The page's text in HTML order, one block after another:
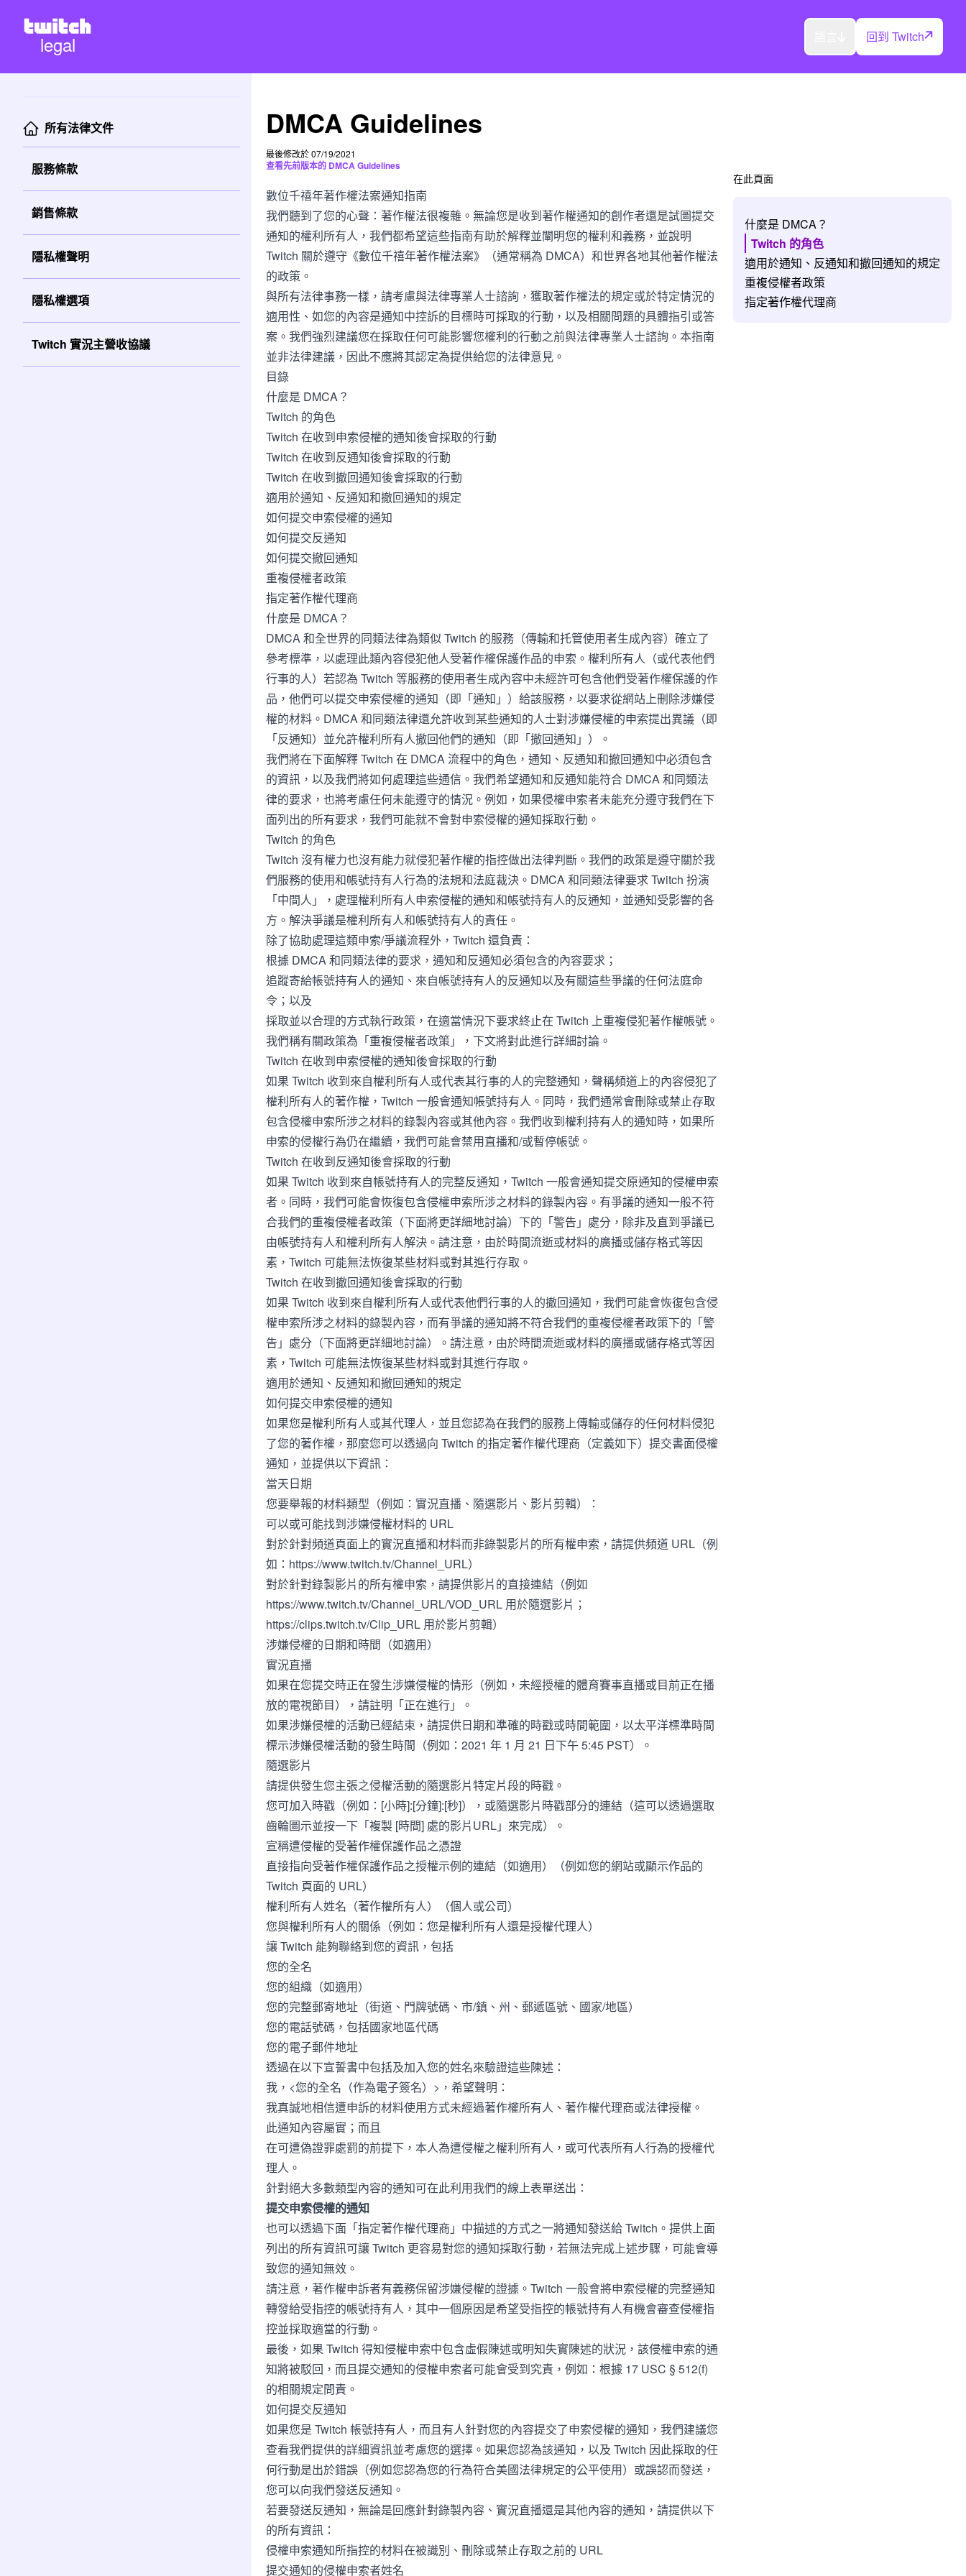
legal 回到 Twitch
所有法律文件
服務條款
銷售條款
隱私權聲明
隱私權選項
Twitch 實況主營收協議
DMCA Guidelines
最後修改於 07/19/2021
查看先前版本的 DMCA Guidelines
數位千禧年著作權法案通知指南
我們聽到了您的心聲：著作權法很複雜。無論您是收到著作權通知的創作者還是試圖提交
通知的權利所有人，我們都希望這些指南有助於解釋並闡明您的權利和義務，並說明
Twitch 關於遵守《數位千禧年著作權法案》（通常稱為 DMCA）和世界各地其他著作權法
的政策。
與所有法律事務一樣，請考慮與法律專業人士諮詢，獲取著作權法的規定或於特定情況的
適用性、如您的內容是通知中控訴的目標時可採取的行動，以及相關問題的具體指引或答
案。我們強烈建議您在採取任何可能影響您權利的行動之前與法律專業人士諮詢。本指南
並非法律建議，因此不應將其認定為提供給您的法律意見。
目錄
什麼是 DMCA？
Twitch 的角色
Twitch 在收到申索侵權的通知後會採取的行動
Twitch 在收到反通知後會採取的行動
Twitch 在收到撤回通知後會採取的行動
適用於通知、反通知和撤回通知的規定
如何提交申索侵權的通知
如何提交反通知
如何提交撤回通知
重複侵權者政策
指定著作權代理商
什麼是 DMCA？
DMCA 和全世界的同類法律為類似 Twitch 的服務（傳輸和托管使用者生成內容）確立了
參考標準，以處理此類內容侵犯他人受著作權保護作品的申索。權利所有人（或代表他們
行事的人）若認為 Twitch 等服務的使用者生成內容中未經許可包含他們受著作權保護的作
品，他們可以提交申索侵權的通知（即「通知」）給該服務，以要求從網站上刪除涉嫌侵
權的材料。DMCA 和同類法律還允許收到某些通知的人士對涉嫌侵權的申索提出異議（即
「反通知）並允許權利所有人撤回他們的通知（即「撤回通知」）。
我們將在下面解釋 Twitch 在 DMCA 流程中的角色，通知、反通知和撤回通知中必須包含
的資訊，以及我們將如何處理這些通信。我們希望通知和反通知能符合 DMCA 和同類法
律的要求，也將考慮任何未能遵守的情況。例如，如果侵權申索者未能充分遵守我們在下
面列出的所有要求，我們可能就不會對申索侵權的通知採取行動。
Twitch 的角色
Twitch 沒有權力也沒有能力就侵犯著作權的指控做出法律判斷。我們的政策是遵守關於我
們服務的使用和帳號持有人行為的法規和法庭裁決。DMCA 和同類法律要求 Twitch 扮演
「中間人」，處理權利所有人申索侵權的通知和帳號持有人的反通知，並通知受影響的各
方。解決爭議是權利所有人和帳號持有人的責任。
除了協助處理這類申索/爭議流程外，Twitch 還負責：
根據 DMCA 和同類法律的要求，通知和反通知必須包含的內容要求；
追蹤寄給帳號持有人的通知、來自帳號持有人的反通知以及有關這些爭議的任何法庭命
令；以及
採取並以合理的方式執行政策，在適當情況下要求終止在 Twitch 上重複侵犯著作權帳號。
我們稱有關政策為「重複侵權者政策」，下文將對此進行詳細討論。
Twitch 在收到申索侵權的通知後會採取的行動
如果 Twitch 收到來自權利所有人或代表其行事的人的完整通知，聲稱頻道上的內容侵犯了
權利所有人的著作權，Twitch 一般會通知帳號持有人。同時，我們通常會刪除或禁止存取
包含侵權申索所涉之材料的錄製內容或其他內容。我們收到權利持有人的通知時，如果所
申索的侵權行為仍在繼續，我們可能會禁用直播和/或暫停帳號。
Twitch 在收到反通知後會採取的行動
如果 Twitch 收到來自帳號持有人的完整反通知，Twitch 一般會通知提交原通知的侵權申索
者。同時，我們可能會恢復包含侵權申索所涉之材料的錄製內容。有爭議的通知一般不符
合我們的重複侵權者政策（下面將更詳細地討論）下的「警告」處分，除非及直到爭議已
由帳號持有人和權利所有人解決。請注意，由於時間流逝或材料的廣播或儲存格式等因
素，Twitch 可能無法恢復某些材料或對其進行存取。
Twitch 在收到撤回通知後會採取的行動
如果 Twitch 收到來自權利所有人或代表他們行事的人的撤回通知，我們可能會恢復包含侵
權申索所涉之材料的錄製內容，而有爭議的通知將不符合我們的重複侵權者政策下的「警
告」處分（下面將更詳細地討論）。請注意，由於時間流逝或材料的廣播或儲存格式等因
素，Twitch 可能無法恢復某些材料或對其進行存取。
適用於通知、反通知和撤回通知的規定
如何提交申索侵權的通知
如果您是權利所有人或其代理人，並且您認為在我們的服務上傳輸或儲存的任何材料侵犯
了您的著作權，那麼您可以透過向 Twitch 的指定著作權代理商（定義如下）提交書面侵權
通知，並提供以下資訊：
當天日期
您要舉報的材料類型（例如：實況直播、隨選影片、影片剪輯）：
可以或可能找到涉嫌侵權材料的 URL
對於針對頻道頁面上的實況直播和材料而非錄製影片的所有權申索，請提供頻道 URL（例
如：https://www.twitch.tv/Channel_URL）
對於針對錄製影片的所有權申索，請提供影片的直接連結（例如
https://www.twitch.tv/Channel _URL/VOD_URL 用於隨選影片；
https://clips.twitch.tv/Clip_URL 用於影片剪輯）
涉嫌侵權的日期和時間（如適用）
實況直播
如果在您提交時正在發生涉嫌侵權的情形（例如，未經授權的體育賽事直播或目前正在播
放的電視節目），請註明「正在進行」。
如果涉嫌侵權的活動已經結束，請提供日期和準確的時戳或時間範圍，以太平洋標準時間
標示涉嫌侵權活動的發生時間（例如：2021 年 1 月 21 日下午 5:45 PST）。
隨選影片
請提供發生您主張之侵權活動的隨選影片特定片段的時戳。
您可加入時戳（例如：[小時]:[分鐘]:[秒]），或隨選影片時戳部分的連結（這可以透過選取
齒輪圖示並按一下「複製 [時間] 處的影片URL」來完成）。
宣稱遭侵權的受著作權保護作品之憑證
直接指向受著作權保護作品之授權示例的連結（如適用）（例如您的網站或顯示作品的
Twitch 頁面的 URL）
權利所有人姓名（著作權所有人）（個人或公司）
您與權利所有人的關係（例如：您是權利所有人還是授權代理人）
讓 Twitch 能夠聯絡到您的資訊，包括
您的全名
您的組織（如適用）
您的完整郵寄地址（街道、門牌號碼、市/鎮、州、郵遞區號、國家/地區）
您的電話號碼，包括國家地區代碼
您的電子郵件地址
透過在以下宣誓書中包括及加入您的姓名來驗證這些陳述：
我，<您的全名（作為電子簽名）>，希望聲明：
我真誠地相信遭申訴的材料使用方式未經過著作權所有人、著作權代理商或法律授權。
此通知內容屬實；而且
在可遭偽證罪處罰的前提下，本人為遭侵權之權利所有人，或可代表所有人行為的授權代
理人。
針對絕大多數類型內容的通知可在此利用我們的線上表單送出：
提交申索侵權的通知
也可以透過下面「指定著作權代理商」中描述的方式之一將通知發送給 Twitch。提供上面
列出的所有資訊可讓 Twitch 更容易對您的通知採取行動，若無法完成上述步驟，可能會導
致您的通知無效。
請注意，著作權申訴者有義務保留涉嫌侵權的證據。Twitch 一般會將申索侵權的完整通知
轉發給受指控的帳號持有人，其中一個原因是希望受指控的帳號持有人有機會審查侵權指
控並採取適當的行動。
最後，如果 Twitch 得知侵權申索中包含虛假陳述或明知失實陳述的狀況，該侵權申索的通
知將被駁回，而且提交通知的侵權申索者可能會受到究責，例如：根據 17 USC § 512(f)
的相關規定問責。
如何提交反通知
如果您是 Twitch 帳號持有人，而且有人針對您的內容提交了申索侵權的通知，我們建議您
查看我們提供的詳細資訊並考慮您的選擇。如果您認為該通知，以及 Twitch 因此採取的任
何行動是出於錯誤（例如您認為您的行為符合美國法律規定的公平使用）或誤認而發送，
您可以向我們發送反通知。
若要發送反通知，無論是回應針對錄製內容、實況直播還是其他內容的通知，請提供以下
的所有資訊：
侵權申索通知所指控的材料在被識別、刪除或禁止存取之前的 URL
提交通知的侵權申索者姓名
在此頁面
什麼是 DMCA？
Twitch 的角色
適用於通知、反通知和撤回通知的規定
重複侵權者政策
指定著作權代理商